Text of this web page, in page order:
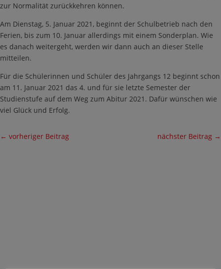
zur Normalität zurückkehren können.
Am Dienstag, 5. Januar 2021, beginnt der Schulbetrieb nach den
Ferien, bis zum 10. Januar allerdings mit einem Sonderplan. Wie
es danach weitergeht, werden wir dann auch an dieser Stelle
mitteilen.
Für die Schülerinnen und Schüler des Jahrgangs 12 beginnt schon
am 11. Januar 2021 das 4. und für sie letzte Semester der
Studienstufe auf dem Weg zum Abitur 2021. Dafür wünschen wie
viel Glück und Erfolg.
← vorheriger Beitrag nächster Beitrag →